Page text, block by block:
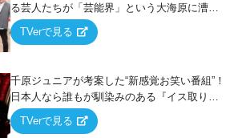
る芸人たちが「芸能界」という大海原に漕ぎ
出でて、新たなオモシロ人間を発掘する！
TVerで見る
千原ジュニアが考案した“新感覚お笑い番組”！
日本人なら誰もが馴染みのある『イス取りゲ
ーム』をベースに、大喜利・ギャグ・モノボ
ケ・歌…など様々なお題で芸人がショートネ
TVerで見る